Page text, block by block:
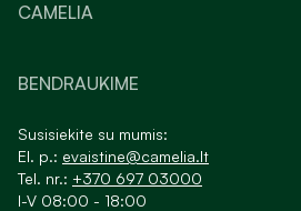
CAMELIA
BENDRAUKIME
Susisiekite su mumis:
El. p.: evaistine@camelia.lt
Tel. nr.: +370 697 03000
I-V 08:00 - 18:00